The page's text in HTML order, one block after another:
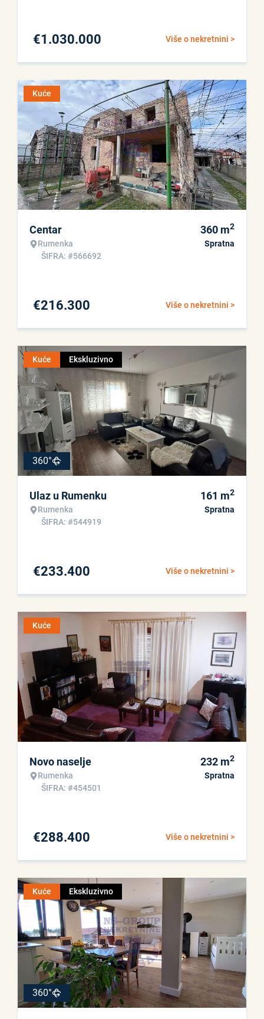
Više o nekretnini >
€1.030.000
Kuće
Centar
Rumenka
ŠIFRA: #566692
360 m2
Spratna
Više o nekretnini >
€216.300
Kuće Ekskluzivno
360°
Ulaz u Rumenku
Rumenka
ŠIFRA: #544919
161 m2
Spratna
Više o nekretnini >
€233.400
Kuće
Novo naselje
Rumenka
ŠIFRA: #454501
232 m2
Spratna
Više o nekretnini >
€288.400
Kuće Ekskluzivno
360°